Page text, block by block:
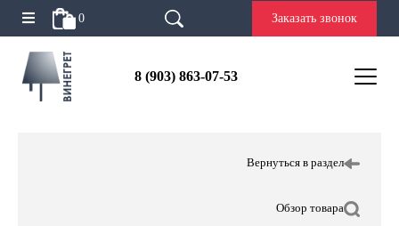
0 Заказать звонок
8 (903) 863-07-53
Вернуться в раздел
Обзор товара